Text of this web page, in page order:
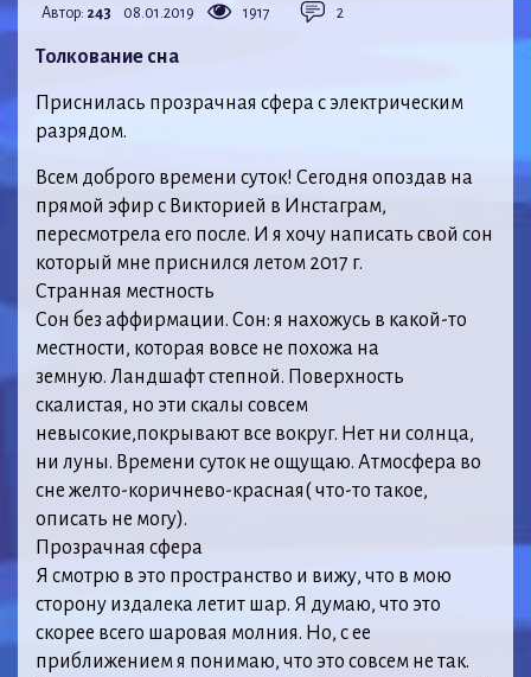
Автор: 243 08.01.2019 1917 2
Толкование сна
Приснилась прозрачная сфера с электрическим
разрядом.
Всем доброго времени суток! Сегодня опоздав на
прямой эфир с Викторией в Инстаграм,
пересмотрела его после. И я хочу написать свой сон
который мне приснился летом 2017 г.
Странная местность
Сон без аффирмации. Сон: я нахожусь в какой-то
местности, которая вовсе не похожа на
земную. Ландшафт степной. Поверхность
скалистая, но эти скалы совсем
невысокие,покрывают все вокруг. Нет ни солнца,
ни луны. Времени суток не ощущаю. Атмосфера во
сне желто-коричнево-красная( что-то такое,
описать не могу).
Прозрачная сфера
Я смотрю в это пространство и вижу, что в мою
сторону издалека летит шар. Я думаю, что это
скорее всего шаровая молния. Но, с ее
приближением я понимаю, что это совсем не так.